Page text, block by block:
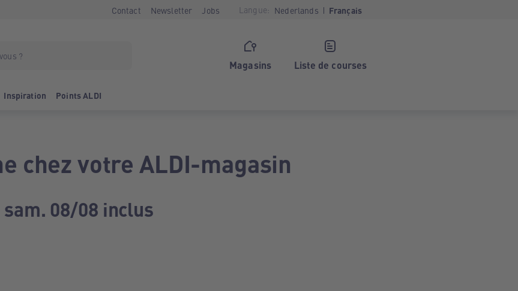
Contact Newsletter Jobs Langue: Nederlands Français
Magasins Liste de courses
Inspiration Points ALDI
chez votre ALDI-magasin
08/08 inclus